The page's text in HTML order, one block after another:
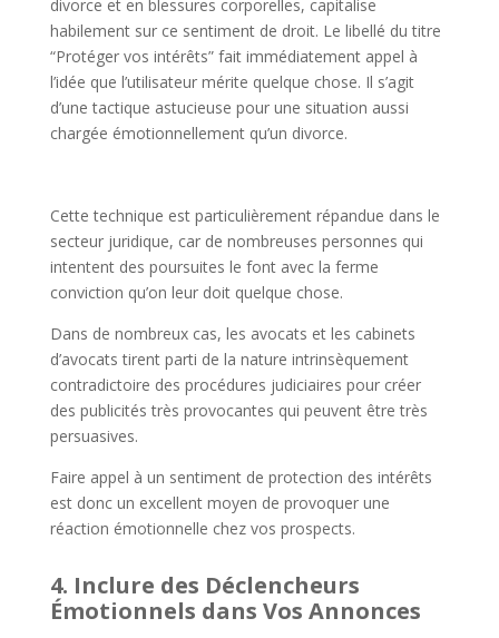
divorce et en blessures corporelles, capitalise
habilement sur ce sentiment de droit. Le libellé du titre
“Protéger vos intérêts” fait immédiatement appel à
l’idée que l’utilisateur mérite quelque chose. Il s’agit
d’une tactique astucieuse pour une situation aussi
chargée émotionnellement qu’un divorce.
Cette technique est particulièrement répandue dans le
secteur juridique, car de nombreuses personnes qui
intentent des poursuites le font avec la ferme
conviction qu’on leur doit quelque chose.
Dans de nombreux cas, les avocats et les cabinets
d’avocats tirent parti de la nature intrinsèquement
contradictoire des procédures judiciaires pour créer
des publicités très provocantes qui peuvent être très
persuasives.
Faire appel à un sentiment de protection des intérêts
est donc un excellent moyen de provoquer une
réaction émotionnelle chez vos prospects.
4. Inclure des Déclencheurs
Émotionnels dans Vos Annonces